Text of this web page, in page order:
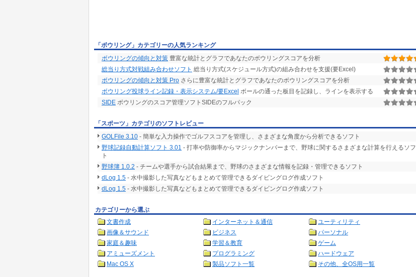
「ボウリング」カテゴリーの人気ランキング
ボウリングの傾向と対策 豊富な統計とグラフであなたのボウリングスコアを分析
総当り方式対戦組み合わせソフト 総当り方式(スケジュール方式)の組み合わせを支援(要Excel)
ボウリングの傾向と対策 Pro さらに豊富な統計とグラフであなたのボウリングスコアを分析
ボウリング投球ライン記録・表示システム/要Excel ボールの通った板目を記録し、ラインを表示する
SIDE ボウリングのスコア管理ソフトSIDEのフルパック
「スポーツ」カテゴリのソフトレビュー
GOLFile 3.10 - 簡単な入力操作でゴルフスコアを管理し、さまざまな角度から分析できるソフト
野球記録自動計算ソフト 3.01 - 打率や防御率からマジックナンバーまで、野球に関するさまざまな計算を行えるソフ
ト
野球簿 1.0.2 - チームや選手から試合結果まで、野球のさまざまな情報を記録・管理できるソフト
dLog 1.5 - 水中撮影した写真などもまとめて管理できるダイビングログ作成ソフト
dLog 1.5 - 水中撮影した写真などもまとめて管理できるダイビングログ作成ソフト
カテゴリーから選ぶ
文書作成
インターネット＆通信
ユーティリティ
画像＆サウンド
ビジネス
パーソナル
家庭＆趣味
学習＆教育
ゲーム
アミューズメント
プログラミング
ハードウェア
Mac OS X
製品ソフト一覧 その他、全OS用一覧